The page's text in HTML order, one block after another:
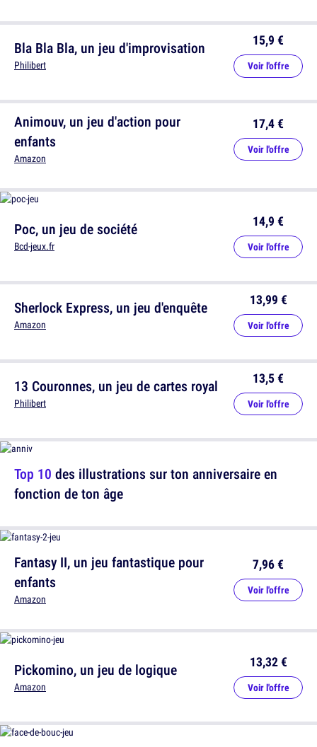
Animouv, un jeu d'action pour
enfants
Amazon
17,4 €
Voir l'offre
Sherlock Express, un jeu d'enquête
Amazon
13,99 €
Voir l'offre
Top 10 des illustrations sur ton anniversaire en
fonction de ton âge
Pickomino, un jeu de logique
Amazon
13,32 €
Voir l'offre
Bla Bla Bla, un jeu d'improvisation
Philibert
15,9 €
Voir l'offre
Poc, un jeu de société
Bcd-jeux.fr
14,9 €
Voir l'offre
13 Couronnes, un jeu de cartes royal
Philibert
13,5 €
Voir l'offre
Fantasy II, un jeu fantastique pour
enfants
Amazon
7,96 €
Voir l'offre